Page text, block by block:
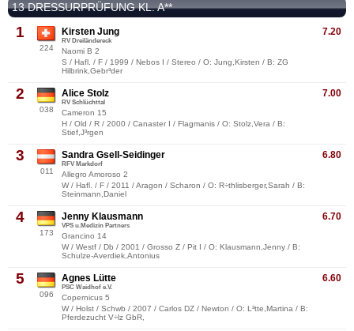
13 DRESSURPRÜFUNG KL. A**
1
224
7.20
Kirsten Jung
RV Dreiländereck
Naomi B 2
S / Hafl. / F / 1999 / Nebos I / Stereo / O: Jung,Kirsten / B: ZG
Hilbrink,Gebr³der
2
038
7.00
Alice Stolz
RV Schlüchttal
Cameron 15
H / Old / R / 2000 / Canaster I / Flagmanis / O: Stolz,Vera / B:
Stief,J³rgen
3
011
6.80
Sandra Gsell-Seidinger
RFV Markdorf
Allegro Amoroso 2
W / Hafl. / F / 2011 / Aragon / Scharon / O: R÷thlisberger,Sarah / B:
Steinmann,Daniel
4
173
6.70
Jenny Klausmann
VPS u.Medizin Partners
Grancino 14
W / Westf / Db / 2001 / Grosso Z / Pit I / O: Klausmann,Jenny / B:
Schulze-Averdiek,Antonius
5
096
6.60
Agnes Lütte
PSC Waidhof e.V.
Copernicus 5
W / Holst / Schwb / 2007 / Carlos DZ / Newton / O: L³tte,Martina / B:
Pferdezucht V÷lz GbR,